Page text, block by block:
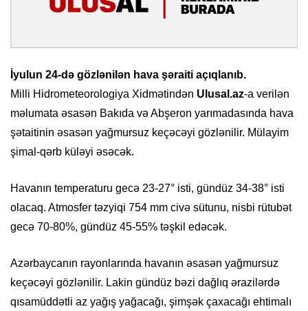
İyulun 24-də gözlənilən hava şəraiti açıqlanıb.
Milli Hidrometeorologiya Xidmətindən Ulusal.az-a verilən
məlumata əsasən Bakıda və Abşeron yarımadasında hava
şətaitinin əsasən yağmursuz keçəcəyi gözlənilir. Mülayim
şimal-qərb küləyi əsəcək.
Havanın temperaturu gecə 23-27° isti, gündüz 34-38° isti
olacaq. Atmosfer təzyiqi 754 mm civə sütunu, nisbi rütubət
gecə 70-80%, gündüz 45-55% təşkil edəcək.
Azərbaycanın rayonlarında havanın əsasən yağmursuz
keçəcəyi gözlənilir. Lakin gündüz bəzi dağlıq ərazilərdə
qısamüddətli az yağış yağacağı, şimşək çaxacağı ehtimalı